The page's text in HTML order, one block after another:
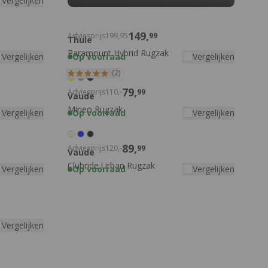
Vergelijken
Thule
Paramount Hybrid Rugzak
149,99
Adviesprijs199,95
Op voorraad Vergelijken
Vergelijken
Vaude
Mineo Rugzak
(2)
79,99
Adviesprijs110,-
Op voorraad Vergelijken
Vergelijken
Vaude
Clubride Urban Rugzak
89,99
Adviesprijs120,-
Op voorraad Vergelijken
Vergelijken